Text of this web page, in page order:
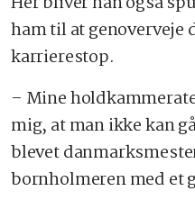
ham til at genoverveje
karrierestop.
– Mine
mig, at man ikke kan
blevet
bornholmeren med et